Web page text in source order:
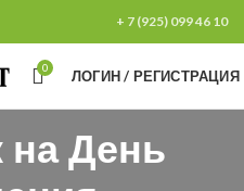
+ 7 (925) 099 46 10
0 ЛОГИН / РЕГИСТРАЦИЯ
на День